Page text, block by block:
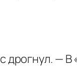
дрогнул. — В